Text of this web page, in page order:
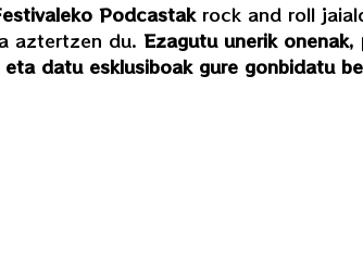
Podcastakrock and roll
aztertzen du. Ezagutu unerik onenak,
datu esklusiboak gure gonbidatu